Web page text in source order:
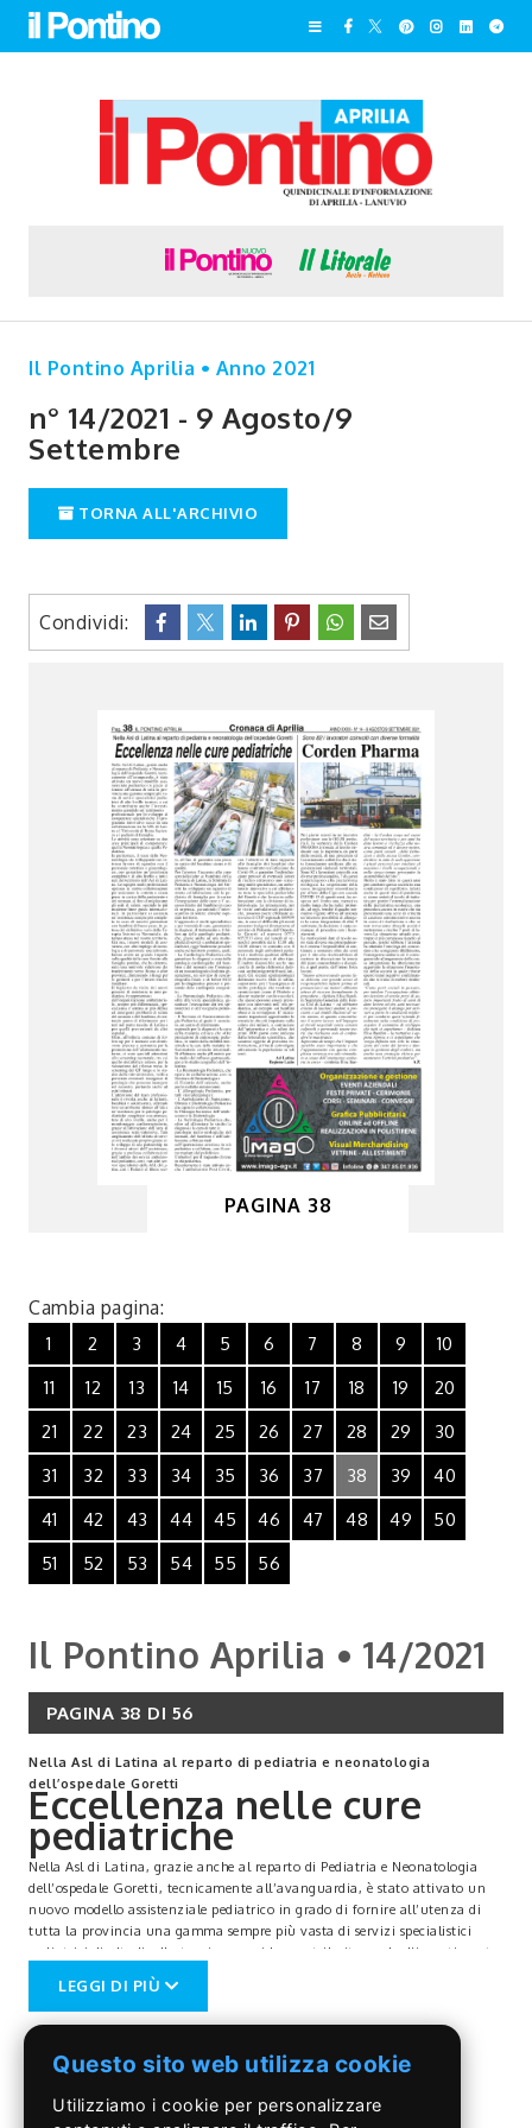
Il Pontino Aprilia • Anno 2021
n° 14/2021 - 9 Agosto/9
Settembre
TORNA ALL'ARCHIVIO
Condividi:
PAGINA 38
Cambia pagina:
1 2 3 4 5 6 7 8 9
10
11
12 13 14 15 16 17 18 19
20
21
22 23 24 25 26 27 28 29
30
31
32 33 34 35 36 37 38 39
40
41
42 43 44 45 46 47 48 49
50
51
52 53 54 55 56
Il Pontino Aprilia • 14/2021
PAGINA 38 DI 56
Nella Asl di Latina al reparto di pediatria e neonatologia
dell’ospedale Goretti
Eccellenza nelle cure
pediatriche
Nella Asl di Latina, grazie anche al reparto di Pediatria e Neonatologia
dell’ospedale Goretti, tecnicamente all’avanguardia, è stato attivato un
nuovo modello assistenziale pediatrico in grado di fornire all’utenza di
tutta la provincia una gamma sempre più vasta di servizi specialistici
pediatrici di alto livello tecnico, a cui ha contribuito anche l’investimento
aziendale sul patrimonio
professionale per lo sviluppo di competenze specialistiche. Il programma
innovativo nasce da una collaborazione tra la ASL di Latina e l’Università
di Roma Sapienza e i pediatri di famiglia.
Le attività sono orientate su due aree principali di competenza: quella
Neonatologica e quella Pediatrica.
In particolare, il team della Neonatologia sta sviluppando un intenso
lavoro di squadra con il personale ostetrico e ginecologico, per garantire
LEGGI DI PIÙ
Questo sito web utilizza cookie
Utilizziamo i cookie per personalizzare